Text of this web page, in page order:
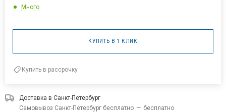
Много
КУПИТЬ В 1 КЛИК
Купить в рассрочку
Доставка в Санкт-Петербург
Самовывоз Санкт-Петербург бесплатно — бесплатно